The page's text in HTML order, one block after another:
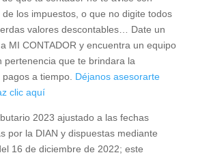
los impuestos, o que no digite todos
valores descontables… Date un
MI CONTADOR y encuentra un equipo
pertenencia que te brindara la
a tiempo. Déjanos asesorarte
clic aquí
2023 ajustado a las fechas
por la DIAN y dispuestas mediante
16 de diciembre de 2022; este